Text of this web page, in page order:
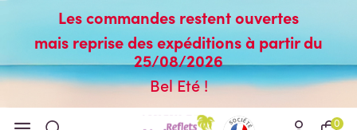
Les commandes restent ouvertes
mais reprise des expéditions à partir du
25/08/2026
Bel Eté !
0